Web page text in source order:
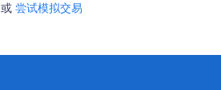
或 尝试模拟交易